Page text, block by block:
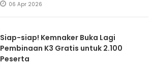
06 Apr 2026
Siap-siap! Kemnaker Buka Lagi
Pembinaan K3 Gratis untuk 2.100
Peserta